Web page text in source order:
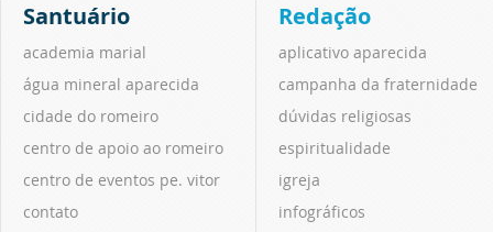
Santuário
academia marial
água mineral aparecida
cidade do romeiro
centro de apoio ao romeiro
centro de eventos pe. vitor
contato
Redação
aplicativo aparecida
campanha da fraternidade
dúvidas religiosas
espiritualidade
igreja
infográficos